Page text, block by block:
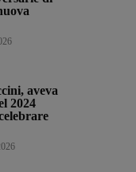
aveva
2024